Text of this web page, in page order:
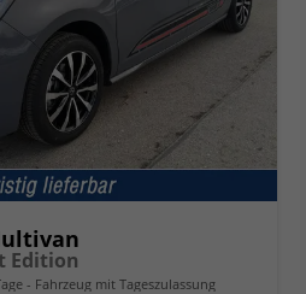
Edition
Fahrzeug mit Tageszulassung